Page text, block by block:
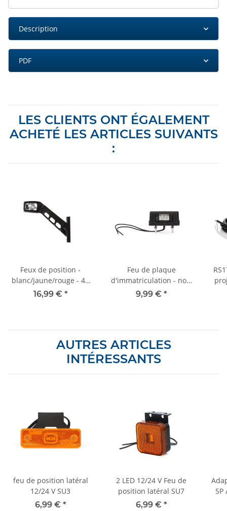
Description
PDF
LES CLIENTS ONT ÉGALEMENT
ACHETÉ LES ARTICLES SUIVANTS
:
Feux de position -
blanc/jaune/rouge - 45
degrés - gauche
16,99 € *
Feu de plaque
d'immatriculation - noir
- 44 mm
9,99 € *
AUTRES ARTICLES
INTÉRESSANTS
feu de position latéral
12/24 V SU3
6,99 € *
2 LED 12/24 V Feu de
position latéral SU7
6,99 € *
5P